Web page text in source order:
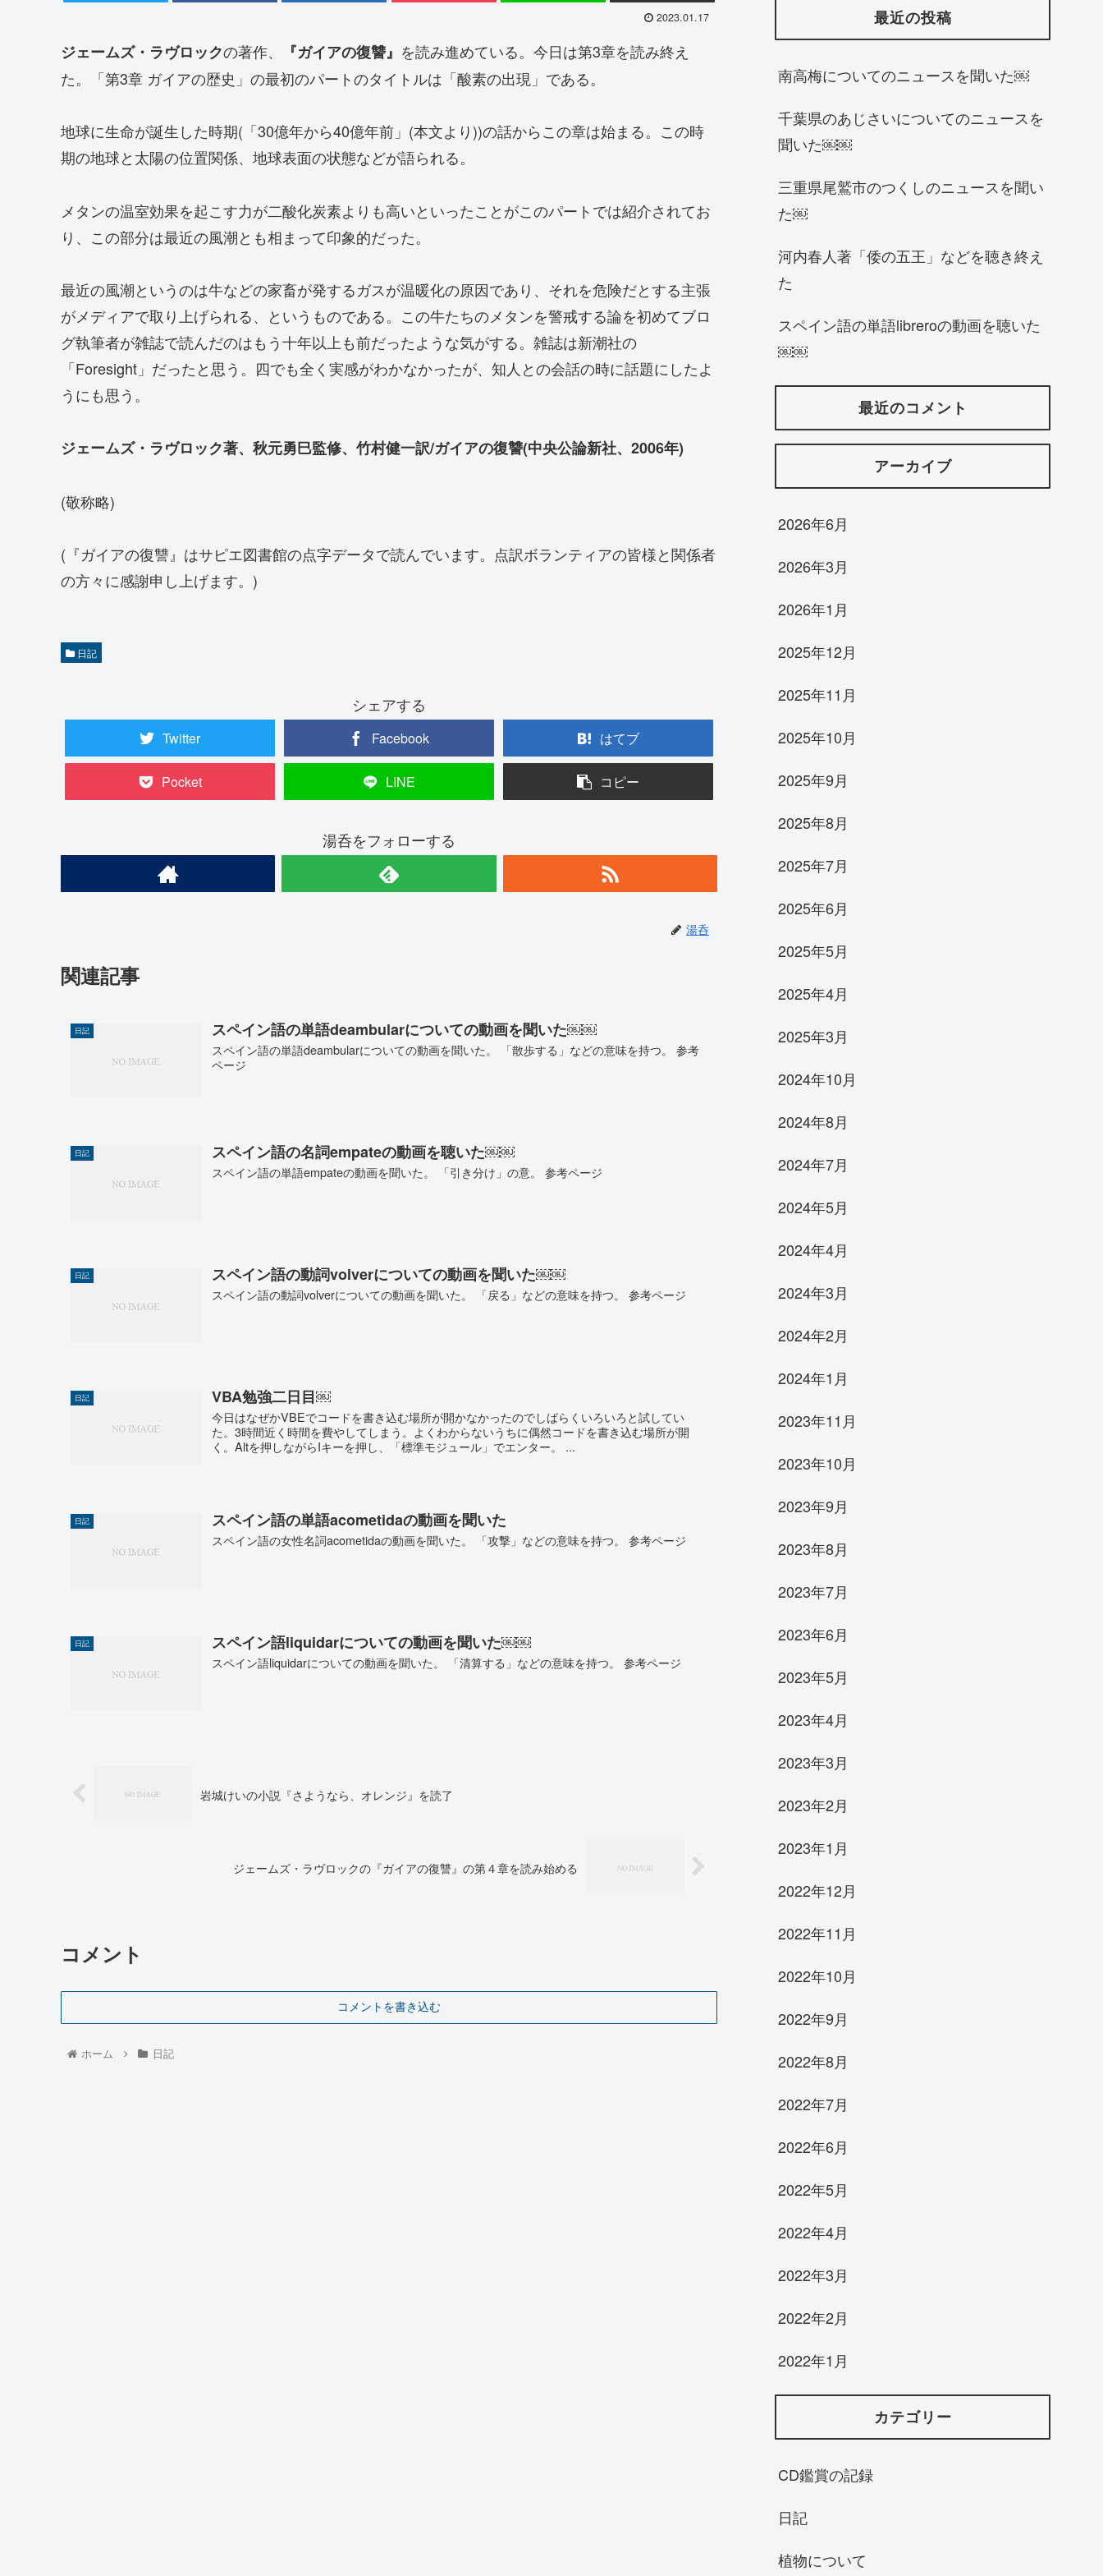
2023.01.17
ジェームズ・ラヴロックの著作、 『ガイアの復讐』 を読み進めている。今日は第3章を読み終え
た。「第3章 ガイアの歴史」の最初のパートのタイトルは「酸素の出現」である。
地球に生命が誕生した時期(「30億年から40億年前」(本文より))の話からこの章は始まる。この時
期の地球と太陽の位置関係、地球表面の状態などが語られる。
メタンの温室効果を起こす力が二酸化炭素よりも高いといったことがこのパートでは紹介されてお
り、この部分は最近の風潮とも相まって印象的だった。
最近の風潮というのは牛などの家畜が発するガスが温暖化の原因であり、それを危険だとする主張
がメディアで取り上げられる、というものである。この牛たちのメタンを警戒する論を初めてブロ
グ執筆者が雑誌で読んだのはもう十年以上も前だったような気がする。雑誌は新潮社の
「Foresight」だったと思う。四でも全く実感がわかなかったが、知人との会話の時に話題にしたよ
うにも思う。
ジェームズ・ラヴロック著、秋元勇巳監修、竹村健一訳/ガイアの復讐(中央公論新社、2006年)
(敬称略)
(『ガイアの復讐』はサピエ図書館の点字データで読んでいます。点訳ボランティアの皆様と関係者
の方々に感謝申し上げます。)
日記
シェアする
Twitter Facebook はてブ
Pocket LINE コピー
湯呑をフォローする
湯呑
関連記事
日記 スペイン語の単語deambularについての動画を聞いた￼￼
スペイン語の単語deambularについての動画を聞いた。 「散歩する」などの意味を持つ。 参考
ページ
日記 スペイン語の名詞empateの動画を聴いた￼￼
スペイン語の単語empateの動画を聞いた。 「引き分け」の意。 参考ページ
日記 スペイン語の動詞volverについての動画を聞いた￼￼
スペイン語の動詞volverについての動画を聞いた。 「戻る」などの意味を持つ。 参考ページ
日記 VBA勉強二日目￼
今日はなぜかVBEでコードを書き込む場所が開かなかったのでしばらくいろいろと試してい
た。3時間近く時間を費やしてしまう。よくわからないうちに偶然コードを書き込む場所が開
く。Altを押しながらIキーを押し、「標準モジュール」でエンター。 ...
日記 スペイン語の単語acometidaの動画を聞いた
スペイン語の女性名詞acometidaの動画を聞いた。 「攻撃」などの意味を持つ。 参考ページ
日記 スペイン語liquidarについての動画を聞いた￼￼
スペイン語liquidarについての動画を聞いた。 「清算する」などの意味を持つ。 参考ページ
岩城けいの小説『さようなら、オレンジ』を読了
ジェームズ・ラヴロックの『ガイアの復讐』の第４章を読み始める
コメント
コメントを書き込む
ホーム 日記
最近の投稿
南高梅についてのニュースを聞いた￼
千葉県のあじさいについてのニュースを
聞いた￼￼
三重県尾鷲市のつくしのニュースを聞い
た￼
河内春人著「倭の五王」などを聴き終え
た
スペイン語の単語libreroの動画を聴いた
￼￼
最近のコメント
アーカイブ
2026年6月
2026年3月
2026年1月
2025年12月
2025年11月
2025年10月
2025年9月
2025年8月
2025年7月
2025年6月
2025年5月
2025年4月
2025年3月
2024年10月
2024年8月
2024年7月
2024年5月
2024年4月
2024年3月
2024年2月
2024年1月
2023年11月
2023年10月
2023年9月
2023年8月
2023年7月
2023年6月
2023年5月
2023年4月
2023年3月
2023年2月
2023年1月
2022年12月
2022年11月
2022年10月
2022年9月
2022年8月
2022年7月
2022年6月
2022年5月
2022年4月
2022年3月
2022年2月
2022年1月
カテゴリー
CD鑑賞の記録
日記
植物について